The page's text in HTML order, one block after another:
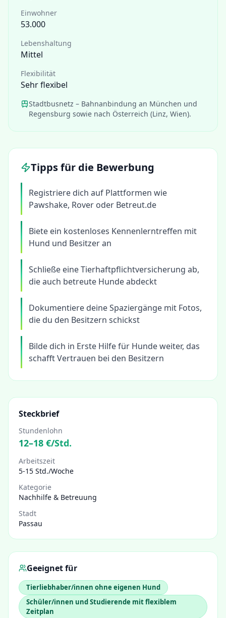
Einwohner
53.000
Lebenshaltung
Mittel
Flexibilität
Sehr flexibel
Stadtbusnetz – Bahnanbindung an München und
Regensburg sowie nach Österreich (Linz, Wien).
Tipps für die Bewerbung
Registriere dich auf Plattformen wie
Pawshake, Rover oder Betreut.de
Biete ein kostenloses Kennenlerntreffen mit
Hund und Besitzer an
Schließe eine Tierhaftpflichtversicherung ab,
die auch betreute Hunde abdeckt
Dokumentiere deine Spaziergänge mit Fotos,
die du den Besitzern schickst
Bilde dich in Erste Hilfe für Hunde weiter, das
schafft Vertrauen bei den Besitzern
Steckbrief
Stundenlohn
12–18 €/Std.
Arbeitszeit
5-15 Std./Woche
Kategorie
Nachhilfe & Betreuung
Stadt
Passau
Geeignet für
Tierliebhaber/innen ohne eigenen Hund
Schüler/innen und Studierende mit flexiblem
Zeitplan